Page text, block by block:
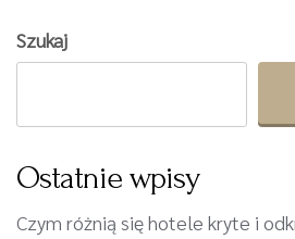
Szukaj
Ostatnie wpisy
Czym różnią się hotele kryte i